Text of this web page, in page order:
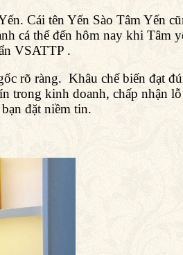
Cái tên Yến Sào Tâm Yến
cá thể đến hôm nay khi Tâm
VSATTP .
rõ ràng. Khâu chế biến đạt
trong kinh doanh, chấp nhận
đặt niềm tin.